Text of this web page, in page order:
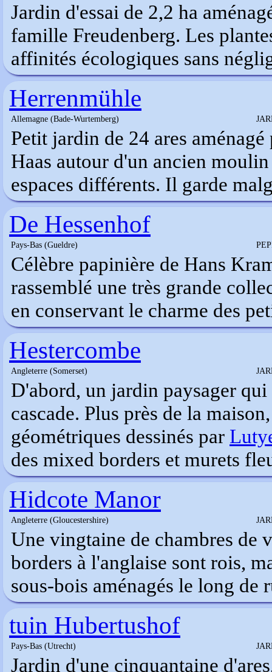
Jardin d'essai de 2,2 ha
famille Freudenberg. Les
affinités écologiques sans
Herrenmühle
Allemagne (Bade-Wurtemberg)
Petit jardin de 24 ares
Haas autour d'un ancien
espaces différents. Il garde
De Hessenhof
Pays-Bas (Gueldre)
Célèbre papinière de Hans
rassemblé une très grande
en conservant le charme des
Hestercombe
Angleterre (Somerset)
D'abord, un jardin paysager qui
cascade. Plus près de la
géométriques dessinés par
des mixed borders et murets
Hidcote Manor
Angleterre (Gloucestershire)
Une vingtaine de chambres de
borders à l'anglaise sont rois,
sous-bois aménagés le long de
tuin Hubertushof
Pays-Bas (Utrecht)
Jardin d'une cinquantaine